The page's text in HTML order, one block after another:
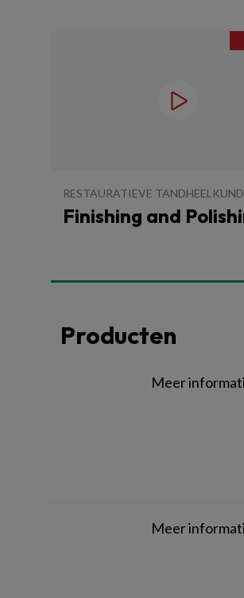
RESTAURATIEVE
Finishing and
Producten
Meer
Meer